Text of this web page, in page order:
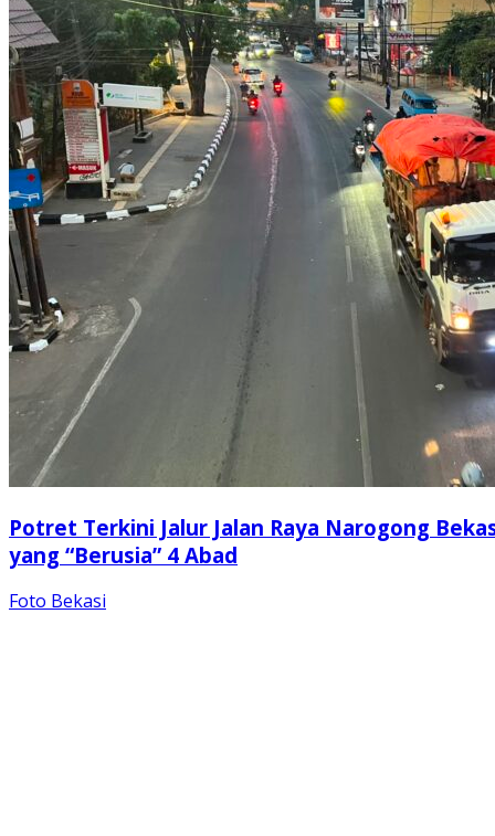
Potret Terkini Jalur Jalan Raya Narogong
yang “Berusia” 4 Abad
Foto Bekasi